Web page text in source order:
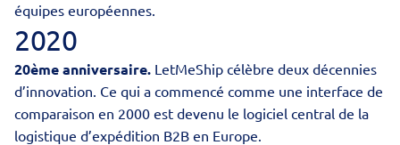
équipes européennes.
2020
20ème anniversaire. LetMeShip célèbre deux décennies
d’innovation. Ce qui a commencé comme une interface de
comparaison en 2000 est devenu le logiciel central de la
logistique d’expédition B2B en Europe.